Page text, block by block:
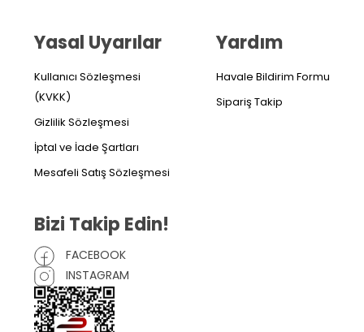
Yasal Uyarılar
Kullanıcı Sözleşmesi
(KVKK)
Gizlilik Sözleşmesi
İptal ve İade Şartları
Mesafeli Satış Sözleşmesi
Yardım
Havale Bildirim Formu
Sipariş Takip
Bizi Takip Edin!
FACEBOOK
INSTAGRAM